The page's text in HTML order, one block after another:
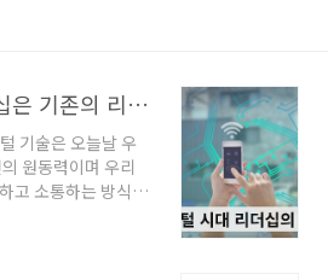
디지털 시대의 리더십은 기존의 리더십과 어떻게 다른가?
기술은 오늘날 우
원동력이며 우리
고 소통하는 방식에
다. 디지털 기술의
기를 통해 처리하